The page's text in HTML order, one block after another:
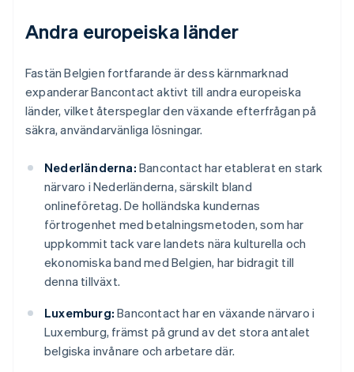
Andra europeiska länder
Fastän Belgien fortfarande är dess kärnmarknad
expanderar Bancontact aktivt till andra europeiska
länder, vilket återspeglar den växande efterfrågan på
säkra, användarvänliga lösningar.
Nederländerna: Bancontact har etablerat en stark
närvaro i Nederländerna, särskilt bland
onlineföretag. De holländska kundernas
förtrogenhet med betalningsmetoden, som har
uppkommit tack vare landets nära kulturella och
ekonomiska band med Belgien, har bidragit till
denna tillväxt.
Luxemburg: Bancontact har en växande närvaro i
Luxemburg, främst på grund av det stora antalet
belgiska invånare och arbetare där.